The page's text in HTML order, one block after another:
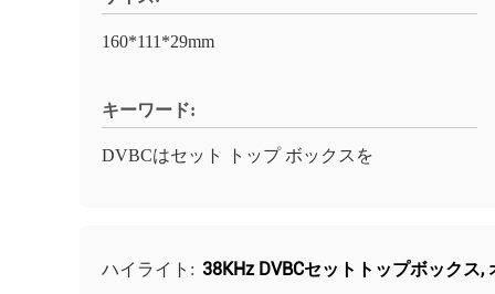
160*111*29mm
キーワード:
DVBCはセット トップ ボックスを
ハイライト: 38KHz DVBCセットトップボックス,